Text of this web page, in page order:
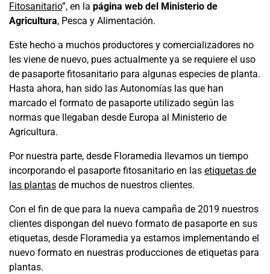
Fitosanitario”, en la página web del Ministerio de
Agricultura, Pesca y Alimentación.
Este hecho a muchos productores y comercializadores no
les viene de nuevo, pues actualmente ya se requiere el uso
de pasaporte fitosanitario para algunas especies de planta.
Hasta ahora, han sido las Autonomías las que han
marcado el formato de pasaporte utilizado según las
normas que llegaban desde Europa al Ministerio de
Agricultura.
Por nuestra parte, desde Floramedia llevamos un tiempo
incorporando el pasaporte fitosanitario en las etiquetas de
las plantas de muchos de nuestros clientes.
Con el fin de que para la nueva campaña de 2019 nuestros
clientes dispongan del nuevo formato de pasaporte en sus
etiquetas, desde Floramedia ya estamos implementando el
nuevo formato en nuestras producciones de etiquetas para
plantas.